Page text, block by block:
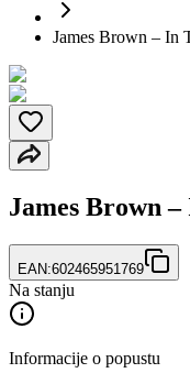
James Brown – In
James Brown
EAN:602465951769
Na stanju
Informacije o popustu